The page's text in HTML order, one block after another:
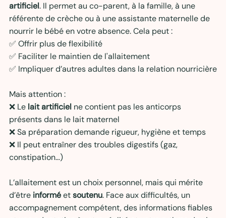
artificiel. Il permet au co-parent, à la famille, à une
référente de crèche ou à une assistante maternelle de
nourrir le bébé en votre absence. Cela peut :
✅ Offrir plus de flexibilité
✅ Faciliter le maintien de l'allaitement
✅ Impliquer d’autres adultes dans la relation nourricière
Mais attention :
❌ Le lait artificiel ne contient pas les anticorps
présents dans le lait maternel
❌ Sa préparation demande rigueur, hygiène et temps
❌ Il peut entraîner des troubles digestifs (gaz,
constipation…)
L’allaitement est un choix personnel, mais qui mérite
d’être informé et soutenu. Face aux difficultés, un
accompagnement compétent, des informations fiables